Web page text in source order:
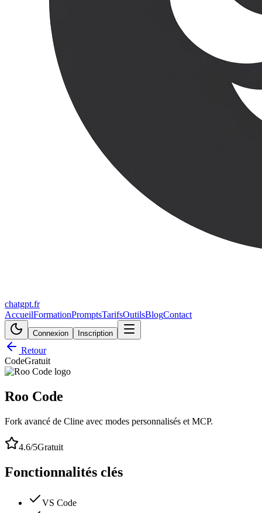
chatgpt.fr
AccueilFormationPromptsTarifsOutilsBlogContact
Connexion Inscription
Retour
CodeGratuit
Roo Code
Fork avancé de Cline avec modes personnalisés et MCP.
4.6/5Gratuit
Fonctionnalités clés
VS Code